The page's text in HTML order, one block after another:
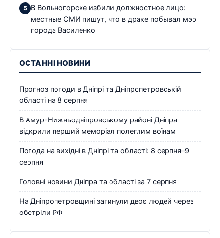
В Вольногорске избили должностное лицо:
местные СМИ пишут, что в драке побывал мэр
города Василенко
ОСТАННІ НОВИНИ
Прогноз погоди в Дніпрі та Дніпропетровській
області на 8 серпня
В Амур-Нижньодніпровському районі Дніпра
відкрили перший меморіал полеглим воїнам
Погода на вихідні в Дніпрі та області: 8 серпня–9
серпня
Головні новини Дніпра та області за 7 серпня
На Дніпропетровщині загинули двоє людей через
обстріли РФ